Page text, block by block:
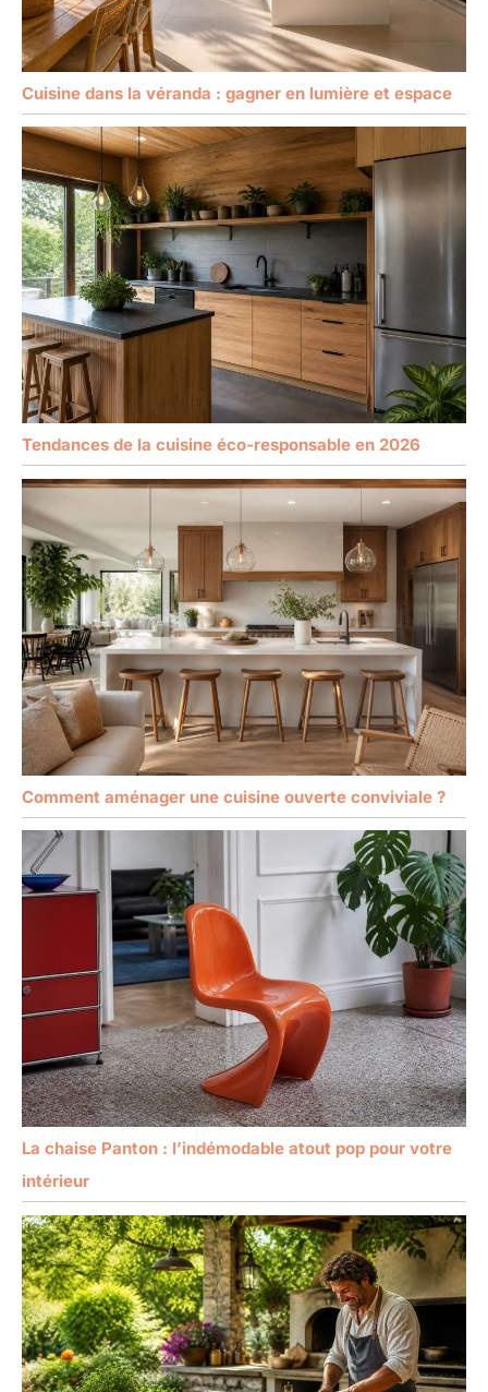
Cuisine dans la véranda : gagner en lumière et espace
Tendances de la cuisine éco-responsable en 2026
Comment aménager une cuisine ouverte conviviale ?
La chaise Panton : l’indémodable atout pop pour votre
intérieur